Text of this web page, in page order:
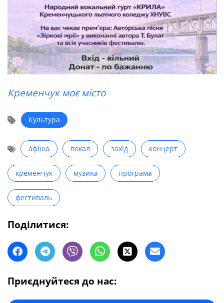
Кременчук моє місто
Культура
афіша вокал захід концерт
кременчук музика програма
фестиваль
Поділитися:
Приєднуйтеся до нас: